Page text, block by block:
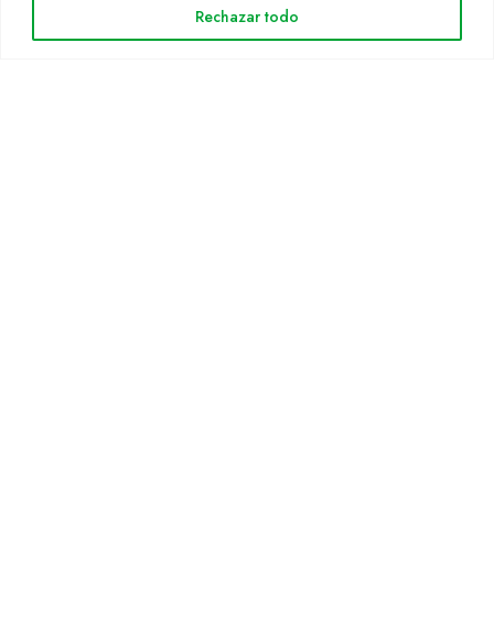
Rechazar todo